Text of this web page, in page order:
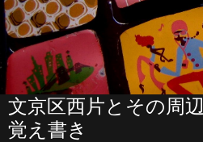
文京区西片とその周辺
覚え書き